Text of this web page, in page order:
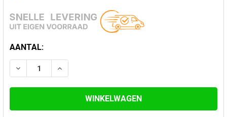
HUIDIGE
VOORRAAD:
AANTAL:
VERLAAG AANTAL VAN ROESTVASTSTAAL VERLOOP
VERHOOG AANTAL VAN ROESTVASTSTAAL